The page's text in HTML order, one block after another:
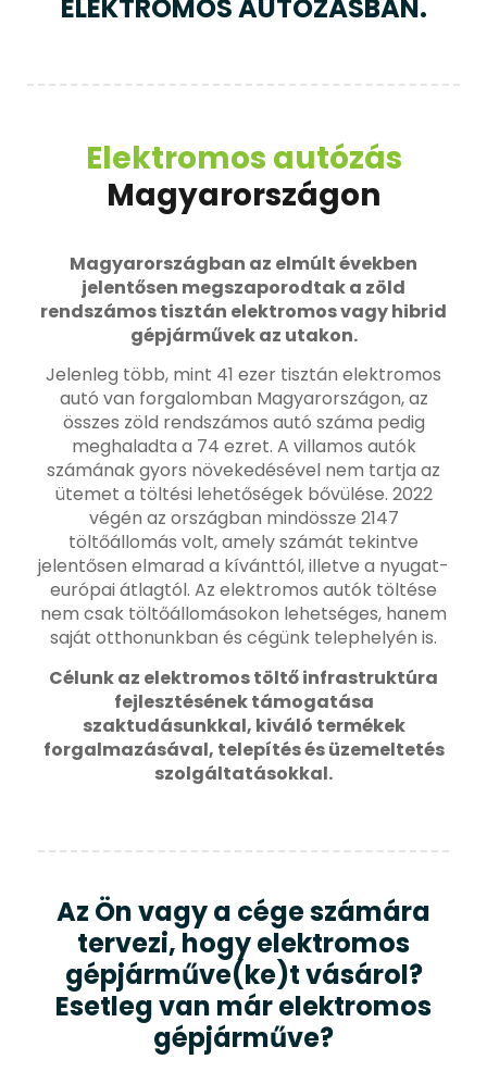
ELEKTROMOS AUTÓZÁSBAN.
Elektromos autózás
Magyarországon
Magyarországban az elmúlt években
jelentősen megszaporodtak a zöld
rendszámos tisztán elektromos vagy hibrid
gépjárművek az utakon.
Jelenleg több, mint 41 ezer tisztán elektromos
autó van forgalomban Magyarországon, az
összes zöld rendszámos autó száma pedig
meghaladta a 74 ezret. A villamos autók
számának gyors növekedésével nem tartja az
ütemet a töltési lehetőségek bővülése. 2022
végén az országban mindössze 2147
töltőállomás volt, amely számát tekintve
jelentősen elmarad a kívánttól, illetve a nyugat-
európai átlagtól. Az elektromos autók töltése
nem csak töltőállomásokon lehetséges, hanem
saját otthonunkban és cégünk telephelyén is.
Célunk az elektromos töltő infrastruktúra
fejlesztésének támogatása
szaktudásunkkal, kiváló termékek
forgalmazásával, telepítés és üzemeltetés
szolgáltatásokkal.
Az Ön vagy a cége számára
tervezi, hogy elektromos
gépjárműve(ke)t vásárol?
Esetleg van már elektromos
gépjárműve?